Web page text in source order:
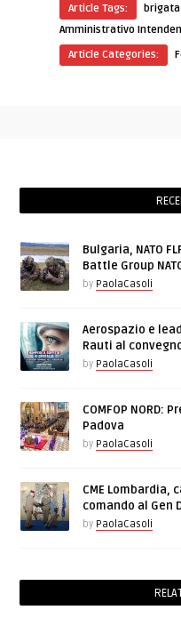
Article Tags: brigata
Amministrativo
Article Categories:
Bulgaria, NATO
Battle Group
by PaolaCasoli
Aerospazio e
Rauti al convegno
by PaolaCasoli
COMFOP
Padova
by PaolaCasoli
CME Lombardia,
comando al Gen
by PaolaCasoli